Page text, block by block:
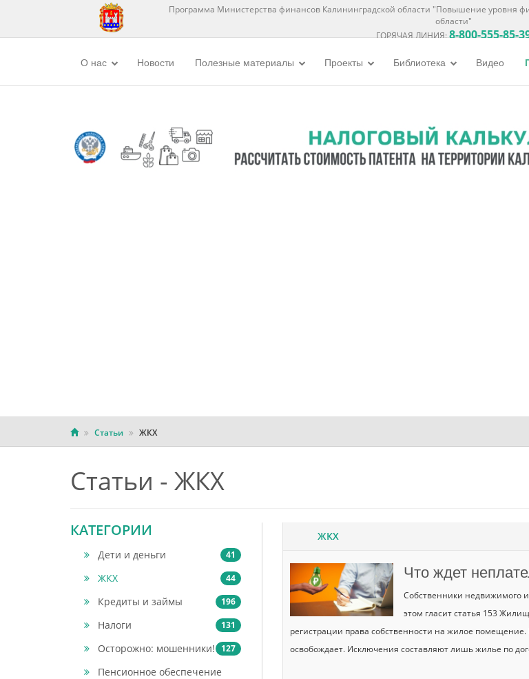
Программа Министерства финансов Калининградской области "Повышение уровня
области"
ГОРЯЧАЯ ЛИНИЯ:8-800-555-85-
О нас Новости Полезные материалы Проекты Библиотека Видео
Статьи ЖКХ
Статьи - ЖКХ
КАТЕГОРИИ
Дети и деньги 41
ЖКХ 44
Кредиты и займы 196
Налоги 131
Осторожно: мошенники! 127
Пенсионное обеспечение
ЖКХ
Что ждет
Собственники недвижимого
этом гласит статья 153
регистрации права собственности на жилое
освобождает. Исключения составляют лишь жилье по